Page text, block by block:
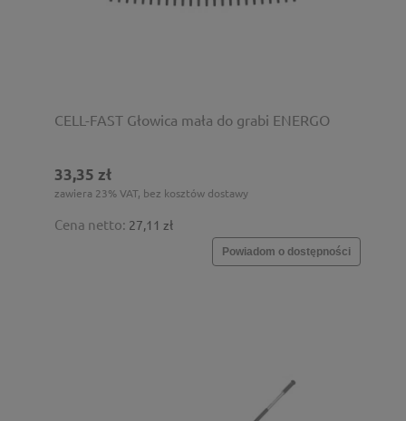
CELL-FAST Głowica mała do grabi ENERGO
33,35 zł
zawiera 23% VAT, bez kosztów dostawy
Cena netto: 27,11 zł
Powiadom o dostępności